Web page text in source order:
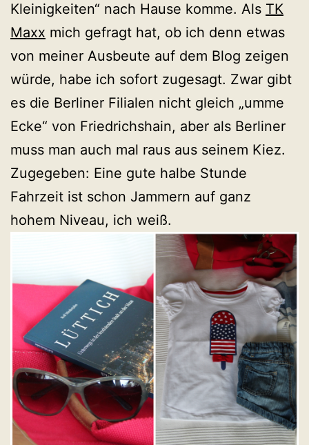
Kleinigkeiten“ nach Hause komme. Als TK
Maxx mich gefragt hat, ob ich denn etwas
von meiner Ausbeute auf dem Blog zeigen
würde, habe ich sofort zugesagt. Zwar gibt
es die Berliner Filialen nicht gleich „umme
Ecke“ von Friedrichshain, aber als Berliner
muss man auch mal raus aus seinem Kiez.
Zugegeben: Eine gute halbe Stunde
Fahrzeit ist schon Jammern auf ganz
hohem Niveau, ich weiß.